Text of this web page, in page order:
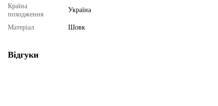
Країна
походження
Україна
Матеріал Шовк
Відгуки